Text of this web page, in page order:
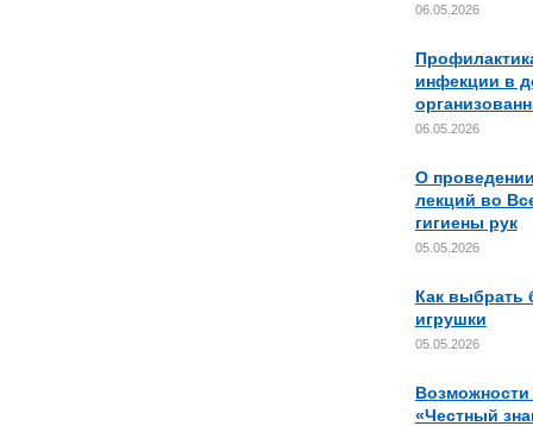
06.05.2026
инфекции в
06.05.2026
О
лекций во
гигиены рук
05.05.2026
Как выбрать
игрушки
05.05.2026
«Честный